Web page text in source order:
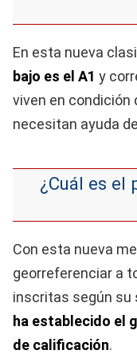
En esta nueva
bajo es el A1 y
viven en condición
necesitan ayuda
¿Cuál es el
Con esta nueva
georreferenciar a
inscritas según su
ha establecido el
de calificación.